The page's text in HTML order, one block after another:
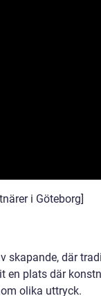
i Göteborg]
skapande, där
en plats där
olika uttryck.